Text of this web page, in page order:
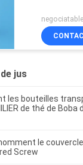
jus
les bouteilles
de thé de Boba
le
Screw